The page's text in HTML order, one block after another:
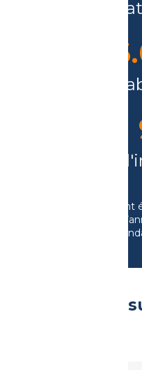
de
Les taux indiqués
*Les données
Tout savoir